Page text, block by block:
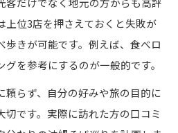
上位3店を押さえておくと失敗が
歩きが可能です。例えば、食べロ
を参考にするのが一般的です。
頼らず、自分の好みや旅の目的に
です。実際に訪れた方の口コミ